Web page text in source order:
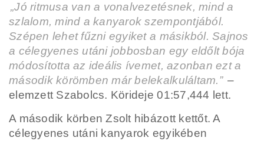
„Jó ritmusa van a vonalvezetésnek, mind a
szlalom, mind a kanyarok szempontjából.
Szépen lehet fűzni egyiket a másikból. Sajnos
a célegyenes utáni jobbosban egy eldőlt bója
módosította az ideális ívemet, azonban ezt a
második körömben már belekalkuláltam.” –
elemzett Szabolcs. Körideje 01:57,444 lett.
A második körben Zsolt hibázott kettőt. A
célegyenes utáni kanyarok egyikében